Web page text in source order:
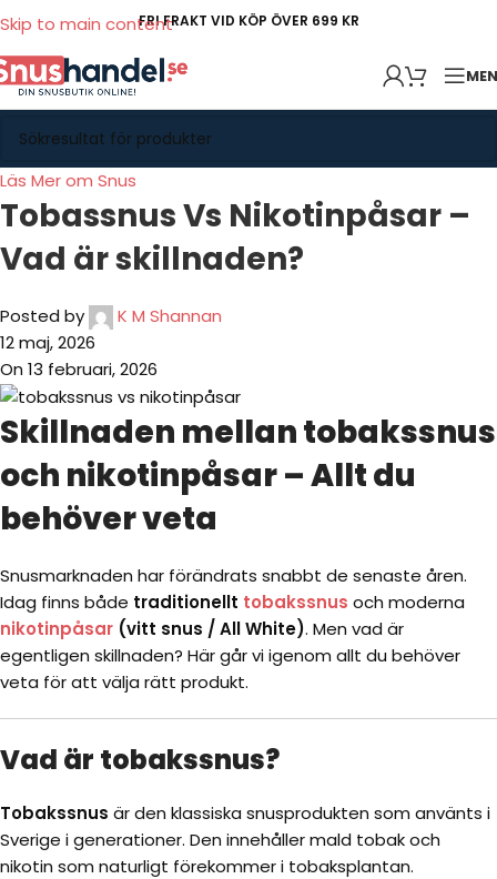
Skip to main contentFRI FRAKT VID KÖP ÖVER 699 KR
Läs Mer om Snus
Tobassnus Vs Nikotinpåsar –
Vad är skillnaden?
Posted by
K M Shannan
12 maj, 2026
On 13 februari, 2026
Skillnaden mellan tobakssnus
och nikotinpåsar – Allt du
behöver veta
Snusmarknaden har förändrats snabbt de senaste åren.
Idag finns både traditionellt tobakssnus och moderna
nikotinpåsar (vitt snus / All White). Men vad är
egentligen skillnaden? Här går vi igenom allt du behöver
veta för att välja rätt produkt.
Vad är tobakssnus?
Tobakssnus är den klassiska snusprodukten som använts i
Sverige i generationer. Den innehåller mald tobak och
nikotin som naturligt förekommer i tobaksplantan.